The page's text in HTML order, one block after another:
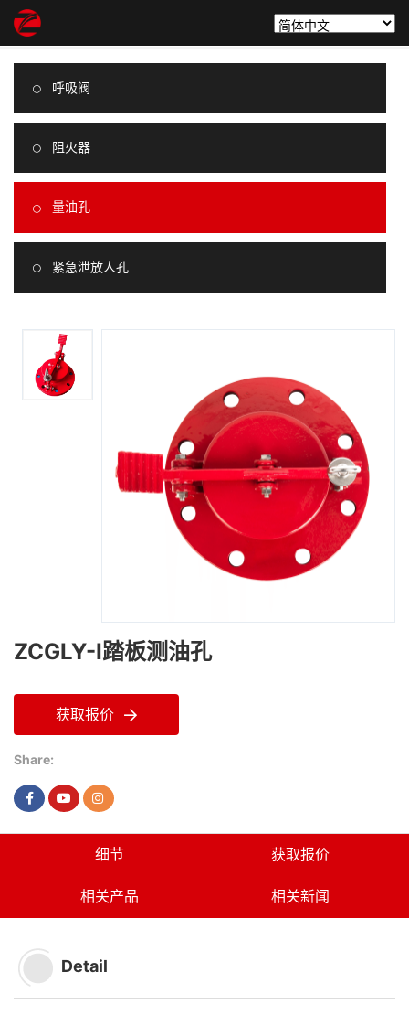
首页 ZCGLY-I踏板测油孔
呼吸阀
阻火器
量油孔
紧急泄放人孔
ZCGLY-I踏板测油孔
获取报价
Share:
细节 获取报价
相关产品 相关新闻
Detail